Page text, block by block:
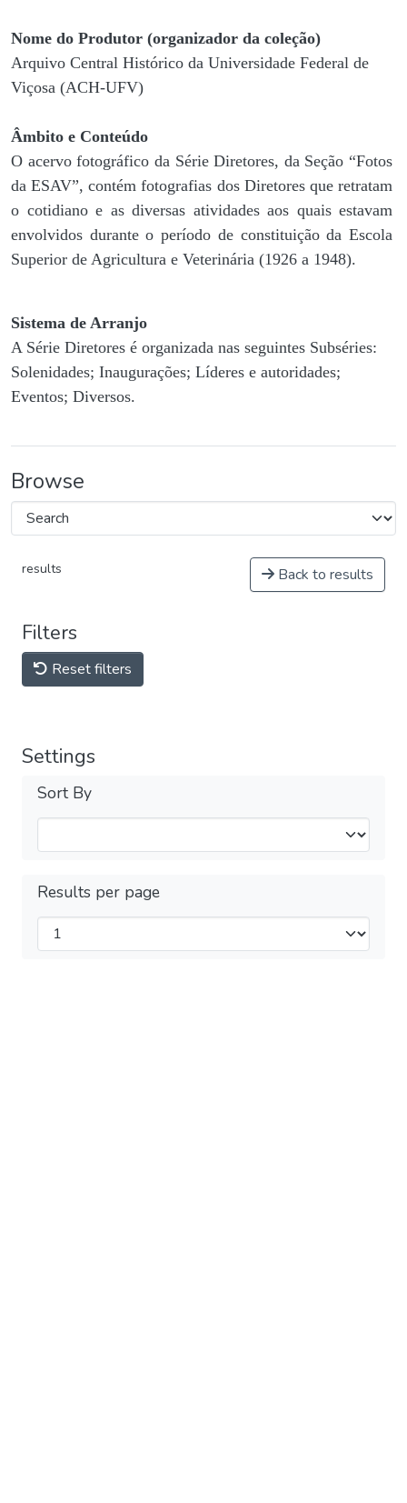
Nome do Produtor (organizador da coleção)
Arquivo Central Histórico da Universidade Federal de
Viçosa (ACH-UFV)
Âmbito e Conteúdo
O acervo fotográfico da Série Diretores, da Seção “Fotos
da ESAV”, contém fotografias dos Diretores que retratam
o cotidiano e as diversas atividades aos quais estavam
envolvidos durante o período de constituição da Escola
Superior de Agricultura e Veterinária (1926 a 1948).
Sistema de Arranjo
A Série Diretores é organizada nas seguintes Subséries:
Solenidades; Inaugurações; Líderes e autoridades;
Eventos; Diversos.
Browse
results Back to results
Filters
Reset filters
Settings
Sort By
Results per page